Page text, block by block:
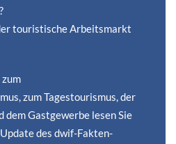
touristische Arbeitsmarkt
zum Tagestourismus, der
Gastgewerbe lesen Sie
des dwif-Fakten-